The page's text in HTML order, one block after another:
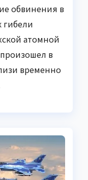
обвинения в
гибели
атомной
в
временно